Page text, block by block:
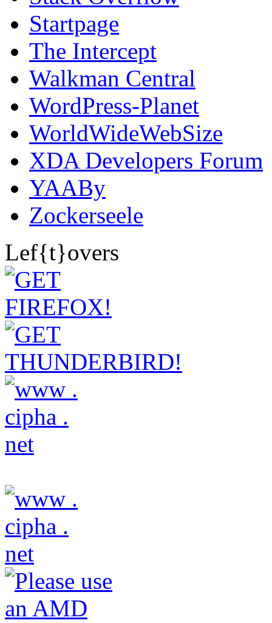
Startpage
The Intercept
Walkman Central
WordPress-Planet
WorldWideWebSize
XDA Developers Forum
YAABy
Zockerseele
Lef{t}overs